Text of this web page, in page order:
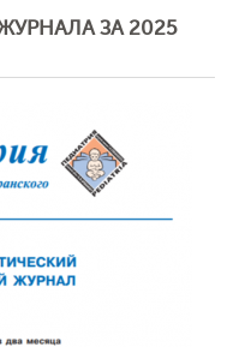
ЗА 2025